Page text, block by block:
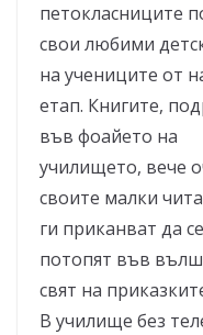
петокласниците
свои любими
на учениците от
етап. Книгите,
във фоайето на
училището, вече
своите малки
ги приканват да се
потопят във
свят на
В училище без